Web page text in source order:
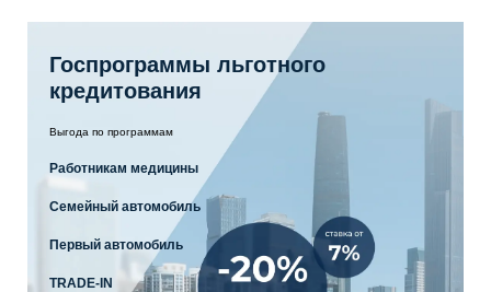
Госпрограммы льготного
кредитования
Выгода по программам
Работникам медицины
Семейный автомобиль
Первый автомобиль
TRADE-IN